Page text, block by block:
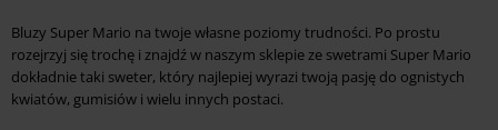
Bluzy Super Mario na twoje własne poziomy trudności. Po prostu
rozejrzyj się trochę i znajdź w naszym sklepie ze swetrami Super Mario
dokładnie taki sweter, który najlepiej wyrazi twoją pasję do ognistych
kwiatów, gumisiów i wielu innych postaci.